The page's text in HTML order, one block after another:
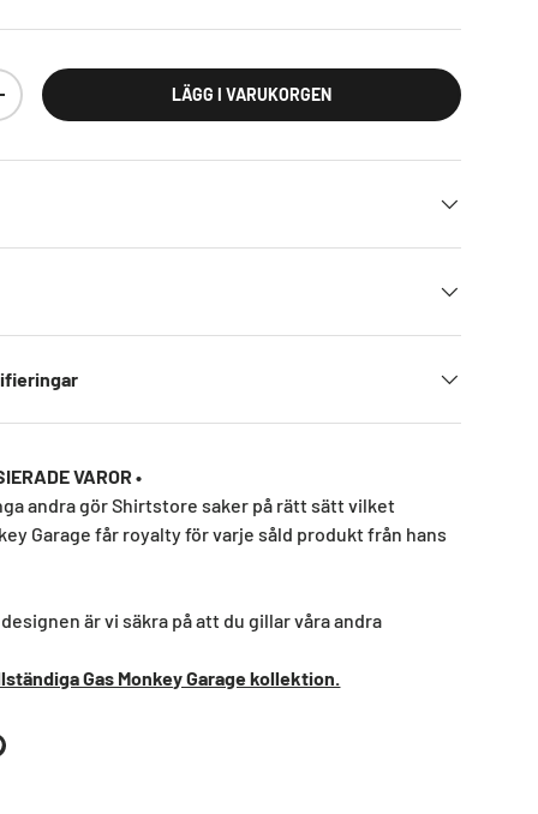
QUANTITY LÄGG I VARUKORGEN
VAROR •
andra gör Shirtstore saker på rätt sätt vilket
Garage får royalty för varje såld produkt från hans
är vi säkra på att du gillar våra andra
Gas Monkey Garage kollektion.